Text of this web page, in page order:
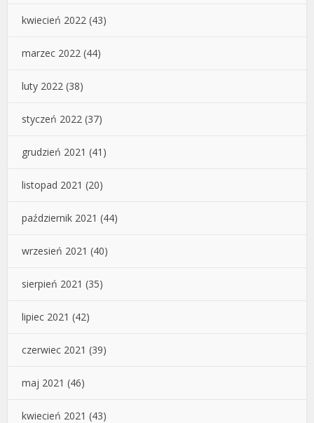
kwiecień 2022 (43)
marzec 2022 (44)
luty 2022 (38)
styczeń 2022 (37)
grudzień 2021 (41)
listopad 2021 (20)
październik 2021 (44)
wrzesień 2021 (40)
sierpień 2021 (35)
lipiec 2021 (42)
czerwiec 2021 (39)
maj 2021 (46)
kwiecień 2021 (43)